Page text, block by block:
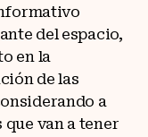
del espacio,
en la
de las
a
que van a tener